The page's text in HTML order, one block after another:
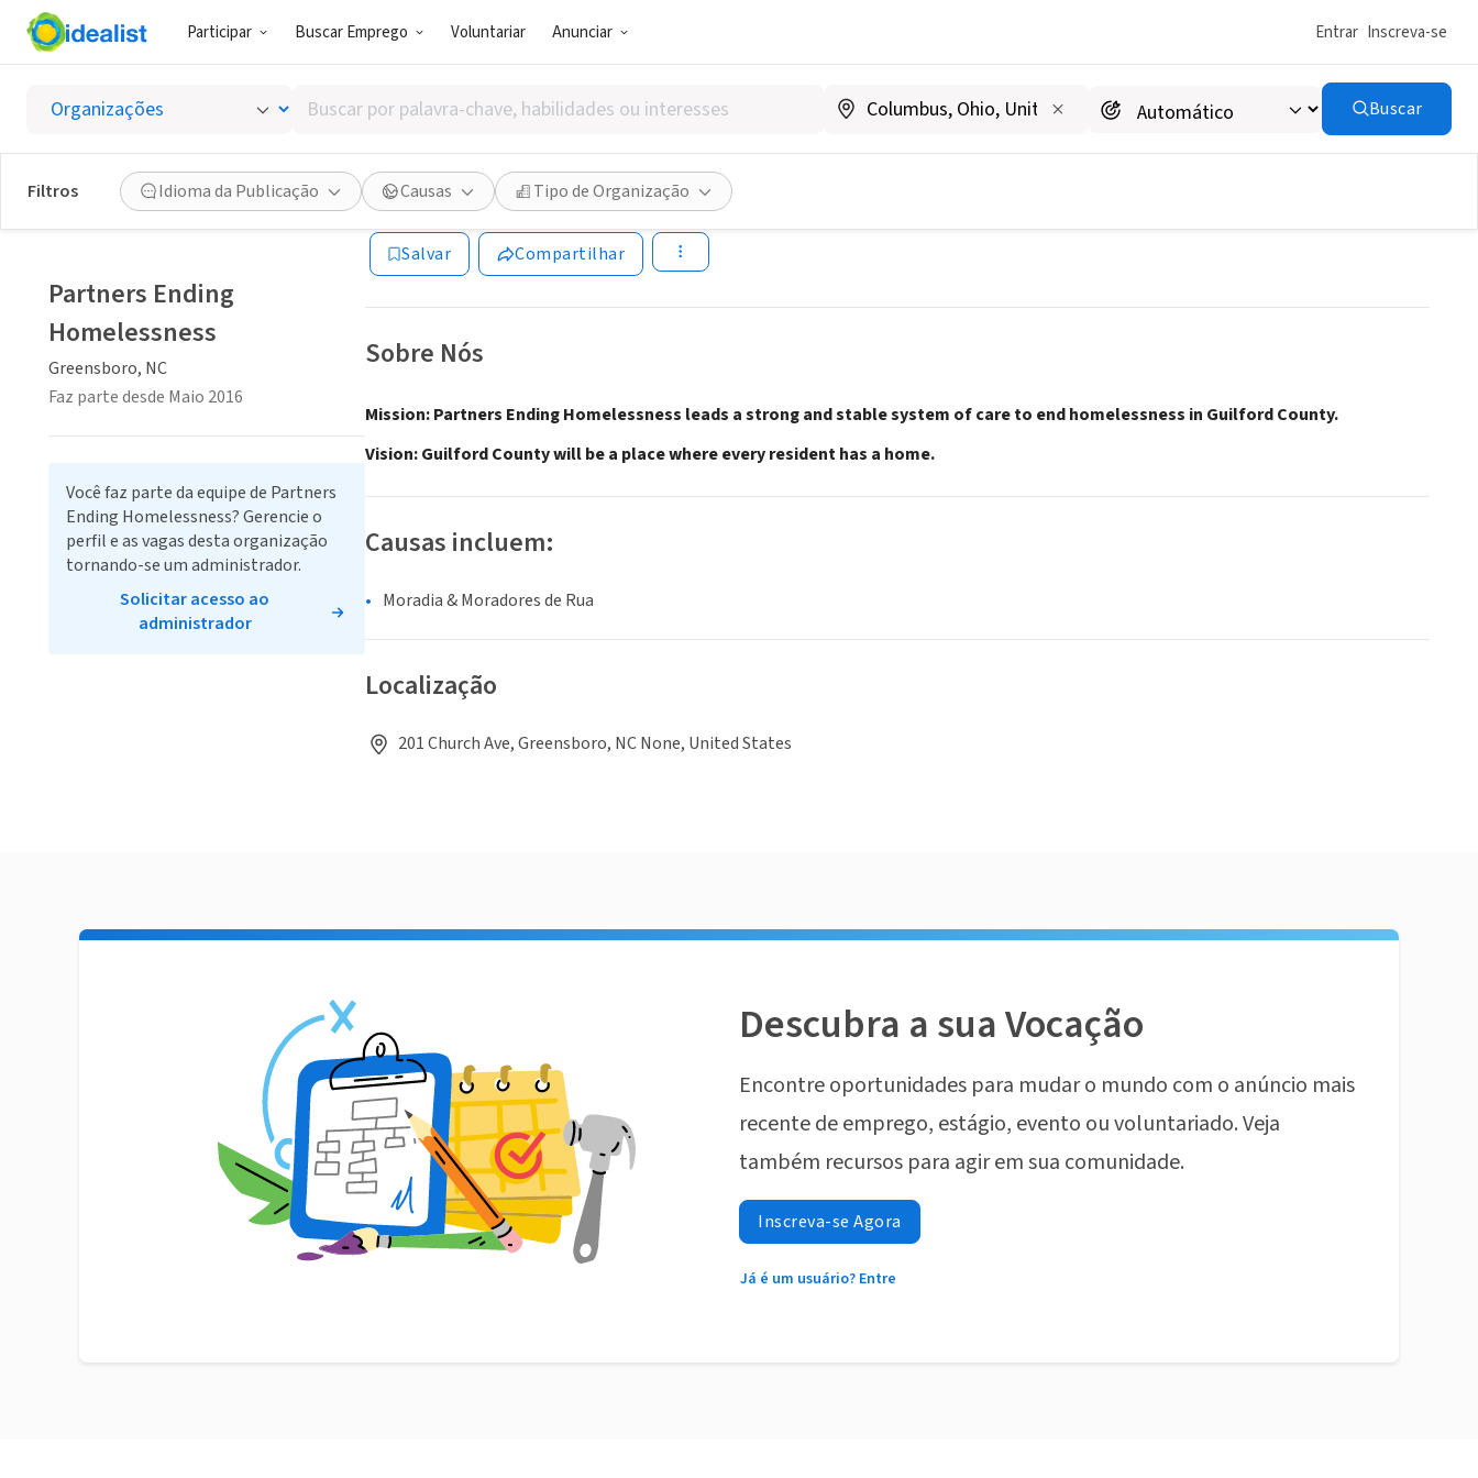
Participar Buscar Emprego Voluntariar Anunciar Entrar Inscreva-se
Buscar
por
palavra-
chave,
habilidades
ou
interesses
Buscar
Filtros Idioma da Publicação Causas Tipo de Organização
Partners Ending Homelessness
Greensboro, NC www.partnersendinghomelessness.org
Salvar Compartilhar
Sobre Nós
Mission: Partners Ending Homelessness leads a strong and stable system of care to end homelessness in Guilford County.
Vision: Guilford County will be a place where every resident has a home.
Causas incluem:
Moradia & Moradores de Rua
Localização
201 Church Ave, Greensboro, NC None, United States
Partners Ending
Homelessness
Greensboro, NC
Faz parte desde Maio 2016
Você faz parte da equipe de Partners
Ending Homelessness? Gerencie o
perfil e as vagas desta organização
tornando-se um administrador.
Solicitar acesso ao
administrador
Descubra a sua Vocação
Encontre oportunidades para mudar o mundo com o anúncio mais
recente de emprego, estágio, evento ou voluntariado. Veja
também recursos para agir em sua comunidade.
Inscreva-se Agora
Já é um usuário? Entre